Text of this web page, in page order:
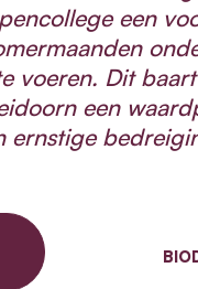
een
voeren. Dit
een
ernstige